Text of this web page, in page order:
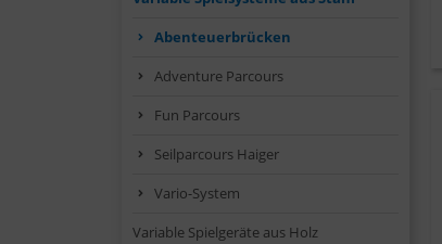
Abenteuerbrücken
Adventure Parcours
Fun Parcours
Seilparcours Haiger
Vario-System
Variable Spielgeräte aus Holz